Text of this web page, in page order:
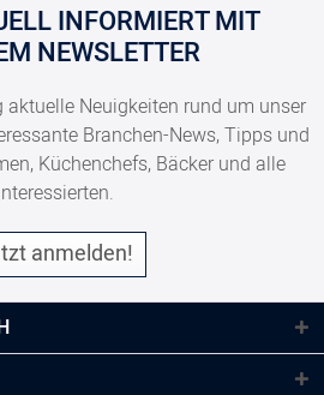
INFORMIERT MIT
NEWSLETTER
aktuelle Neuigkeiten rund um unser
Branchen-News, Tipps und
Küchenchefs, Bäcker und alle
anmelden!